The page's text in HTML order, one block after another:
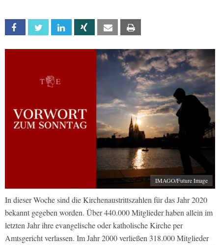
Facebook Twitter Linkedin Xing Email
IMAGO/Future Image
In dieser Woche sind die Kirchenaustrittszahlen für das Jahr 2020
bekannt gegeben worden. Über 440.000 Mitglieder haben allein im
letzten Jahr ihre evangelische oder katholische Kirche per
Amtsgericht verlassen. Im Jahr 2000 verließen 318.000 Mitglieder